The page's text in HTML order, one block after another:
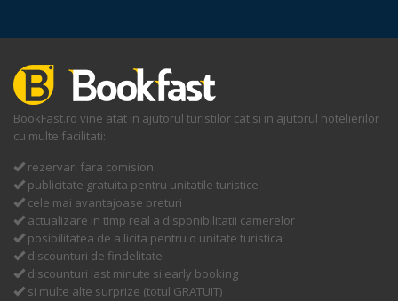
BookFast.ro vine atat in ajutorul turistilor cat si in ajutorul hotelierilor
cu multe facilitati:
rezervari fara comision
publicitate gratuita pentru unitatile turistice
cele mai avantajoase preturi
actualizare in timp real a disponibilitatii camerelor
posibilitatea de a licita pentru o unitate turistica
discounturi de findelitate
discounturi last minute si early booking
si multe alte surprize (totul GRATUIT)